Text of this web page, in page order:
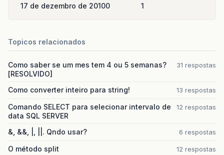
17 de dezembro de 20100 1
Topicos relacionados
Como saber se um mes tem 4 ou 5 semanas?
[RESOLVIDO]
31 respostas
Como converter inteiro para string! 13 respostas
Comando SELECT para selecionar intervalo de
data SQL SERVER
12 respostas
&, &&, |, ||. Qndo usar? 6 respostas
O método split 12 respostas